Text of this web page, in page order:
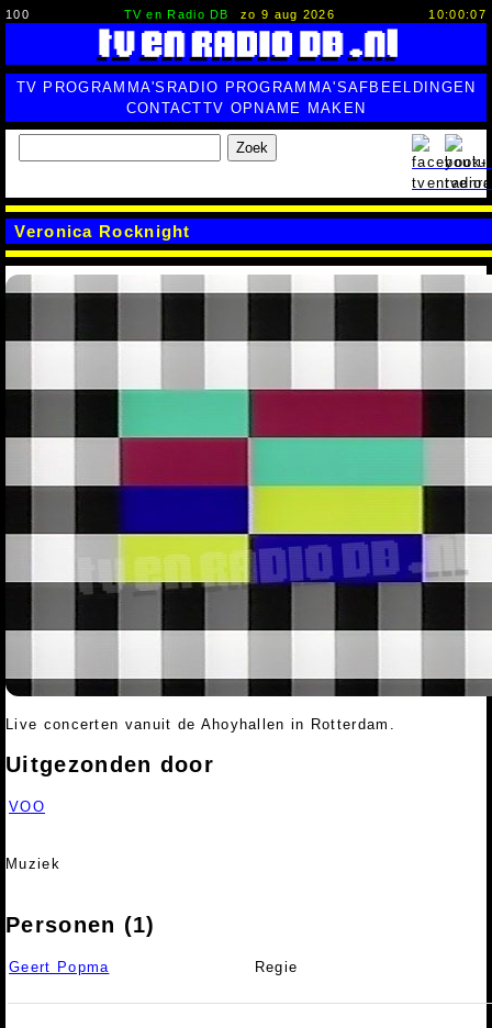
100 TV en Radio DB zo 9 aug 2026 10:00:07
TV PROGRAMMA'S RADIO PROGRAMMA'SAFBEELDINGEN
CONTACTTV OPNAME MAKEN
Zoek
Veronica Rocknight
Live concerten vanuit de Ahoyhallen in Rotterdam.
Uitgezonden door
VOO
Muziek
Personen (1)
Geert Popma Regie